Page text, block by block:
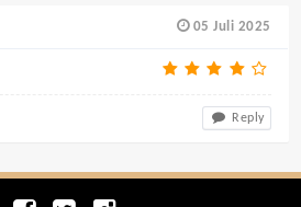
05 Juli 2025
Reply